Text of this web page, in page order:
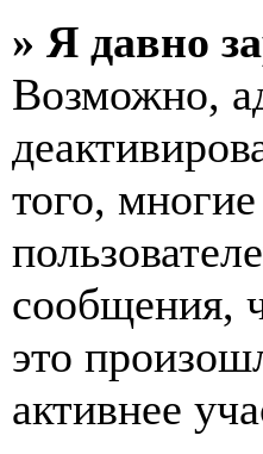
» Я давно
Возможно,
того,
сообщения,
это
активнее